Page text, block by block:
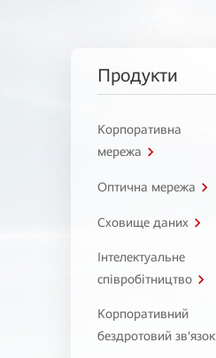
Продукти
Корпоративна
мережа
Оптична мережа
Сховище даних
Інтелектуальне
співробітництво
Корпоративний
бездротовий зв'язок